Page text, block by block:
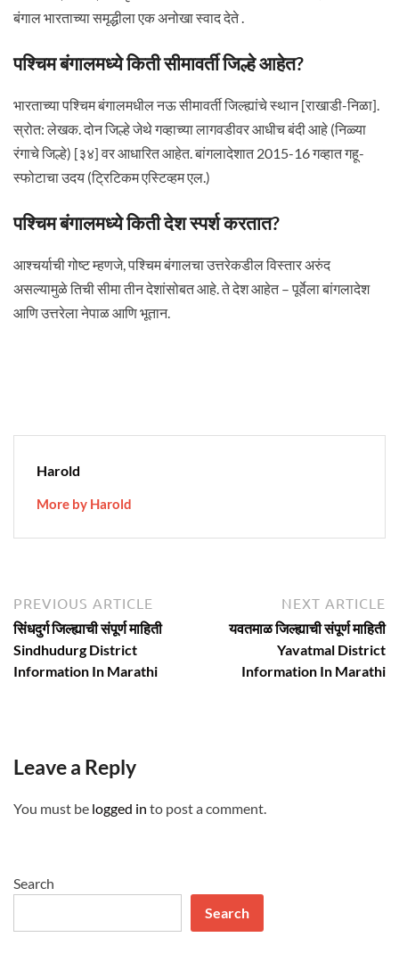
बंगाल भारताच्या समृद्धीला एक अनोखा स्वाद देते .
पश्चिम बंगालमध्ये किती सीमावर्ती जिल्हे आहेत?
भारताच्या पश्चिम बंगालमधील नऊ सीमावर्ती जिल्ह्यांचे स्थान [राखाडी-निळा].
स्रोत: लेखक. दोन जिल्हे जेथे गव्हाच्या लागवडीवर आधीच बंदी आहे (निळ्या
रंगाचे जिल्हे) [३४] वर आधारित आहेत. बांगलादेशात 2015-16 गव्हात गहू-
स्फोटाचा उदय (ट्रिटिकम एस्टिव्हम एल.)
पश्चिम बंगालमध्ये किती देश स्पर्श करतात?
आश्चर्याची गोष्ट म्हणजे, पश्चिम बंगालचा उत्तरेकडील विस्तार अरुंद
असल्यामुळे तिची सीमा तीन देशांसोबत आहे. ते देश आहेत – पूर्वेला बांगलादेश
आणि उत्तरेला नेपाळ आणि भूतान.
Harold
More by Harold
Post
navigation
PREVIOUS ARTICLE
article:
सिंधदुर्ग जिल्ह्याची संपूर्ण माहिती
Sindhudurg District
Information In Marathi
NEXT ARTICLE
यवतमाळ जिल्ह्याची संपूर्ण माहिती
Yavatmal District
Information In Marathi
Leave a Reply
You must be logged in to post a comment.
Search
Search